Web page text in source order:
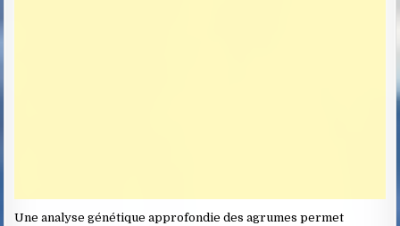
Une analyse génétique approfondie des agrumes permet